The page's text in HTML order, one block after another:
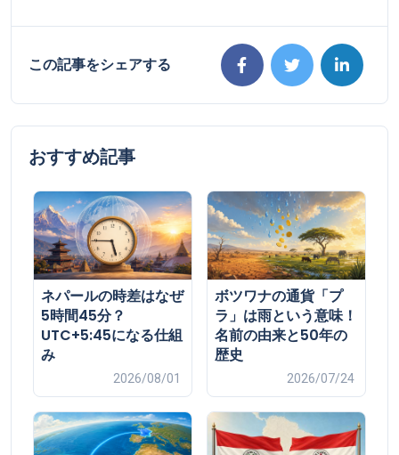
この記事をシェアする
おすすめ記事
ネパールの時差はなぜ
5時間45分？
UTC+5:45になる仕組
み
2026/08/01
ボツワナの通貨「プ
ラ」は雨という意味！
名前の由来と50年の
歴史
2026/07/24